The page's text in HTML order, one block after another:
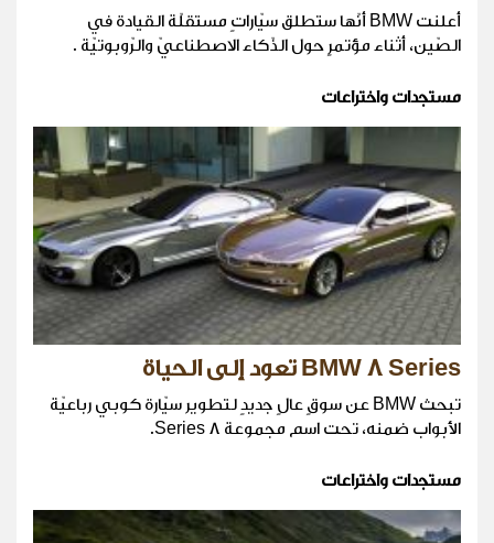
أعلنت BMW أنّها ستطلق سيّاراتٍ مستقلّة القيادة في
الصّين، أثناء مؤتمرٍ حول الذّكاء الاصطناعيّ والرّوبوتيّة .
مستجدات واختراعات
BMW 8 Series تعود إلى الحياة
تبحث BMW عن سوقٍ عالٍ جديدٍ لتطوير سيّارة كوبي رباعيّة
الأبواب ضمنه، تحت اسم مجموعة 8 Series.
مستجدات واختراعات